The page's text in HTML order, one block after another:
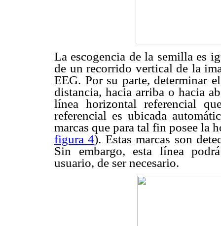
La escogencia de la semilla es
de un recorrido vertical de la
EEG. Por su parte, determinar
distancia, hacia arriba o hacia
línea horizontal referencial
referencial es ubicada
marcas que para tal fin posee la
figura 4). Estas marcas son
Sin embargo, esta línea
usuario, de ser necesario.